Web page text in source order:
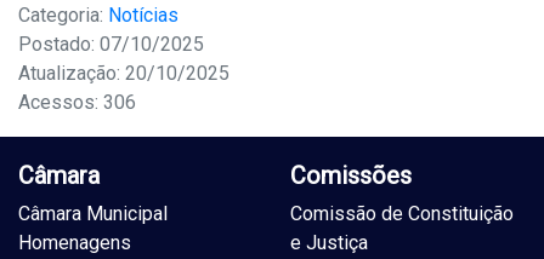
Categoria: Notícias
Postado: 07/10/2025
Atualização: 20/10/2025
Acessos: 306
Câmara
Câmara Municipal
Homenagens
Comissões
Comissão de Constituição
e Justiça